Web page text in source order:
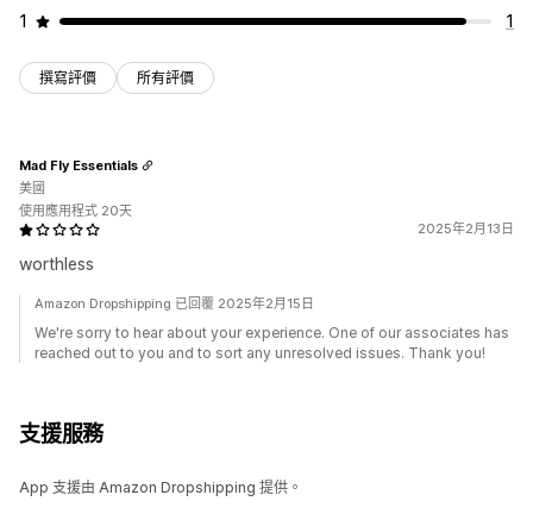
1
1
撰寫評價 所有評價
2025年2月13日
worthless
Mad Fly Essentials
美國
使用應用程式 20天
Amazon Dropshipping 已回覆 2025年2月15日
We're sorry to hear about your experience. One of our associates has
reached out to you and to sort any unresolved issues. Thank you!
支援服務
App 支援由 Amazon Dropshipping 提供。